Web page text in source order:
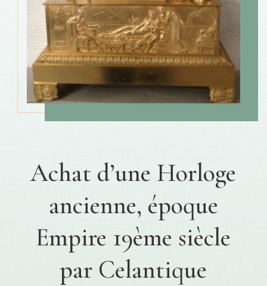
Achat d’une Horloge
ancienne, époque
Empire 19ème siècle
par Celantique